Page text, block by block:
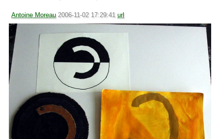
Antoine Moreau 2006-11-02 17:29:41 url